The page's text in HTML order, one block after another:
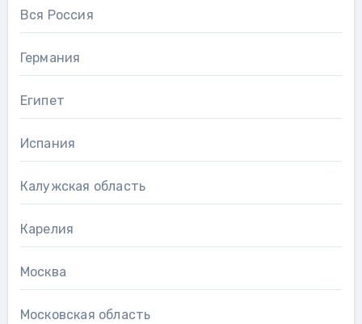
Вся Россия
Германия
Египет
Испания
Калужская область
Карелия
Москва
Московская область